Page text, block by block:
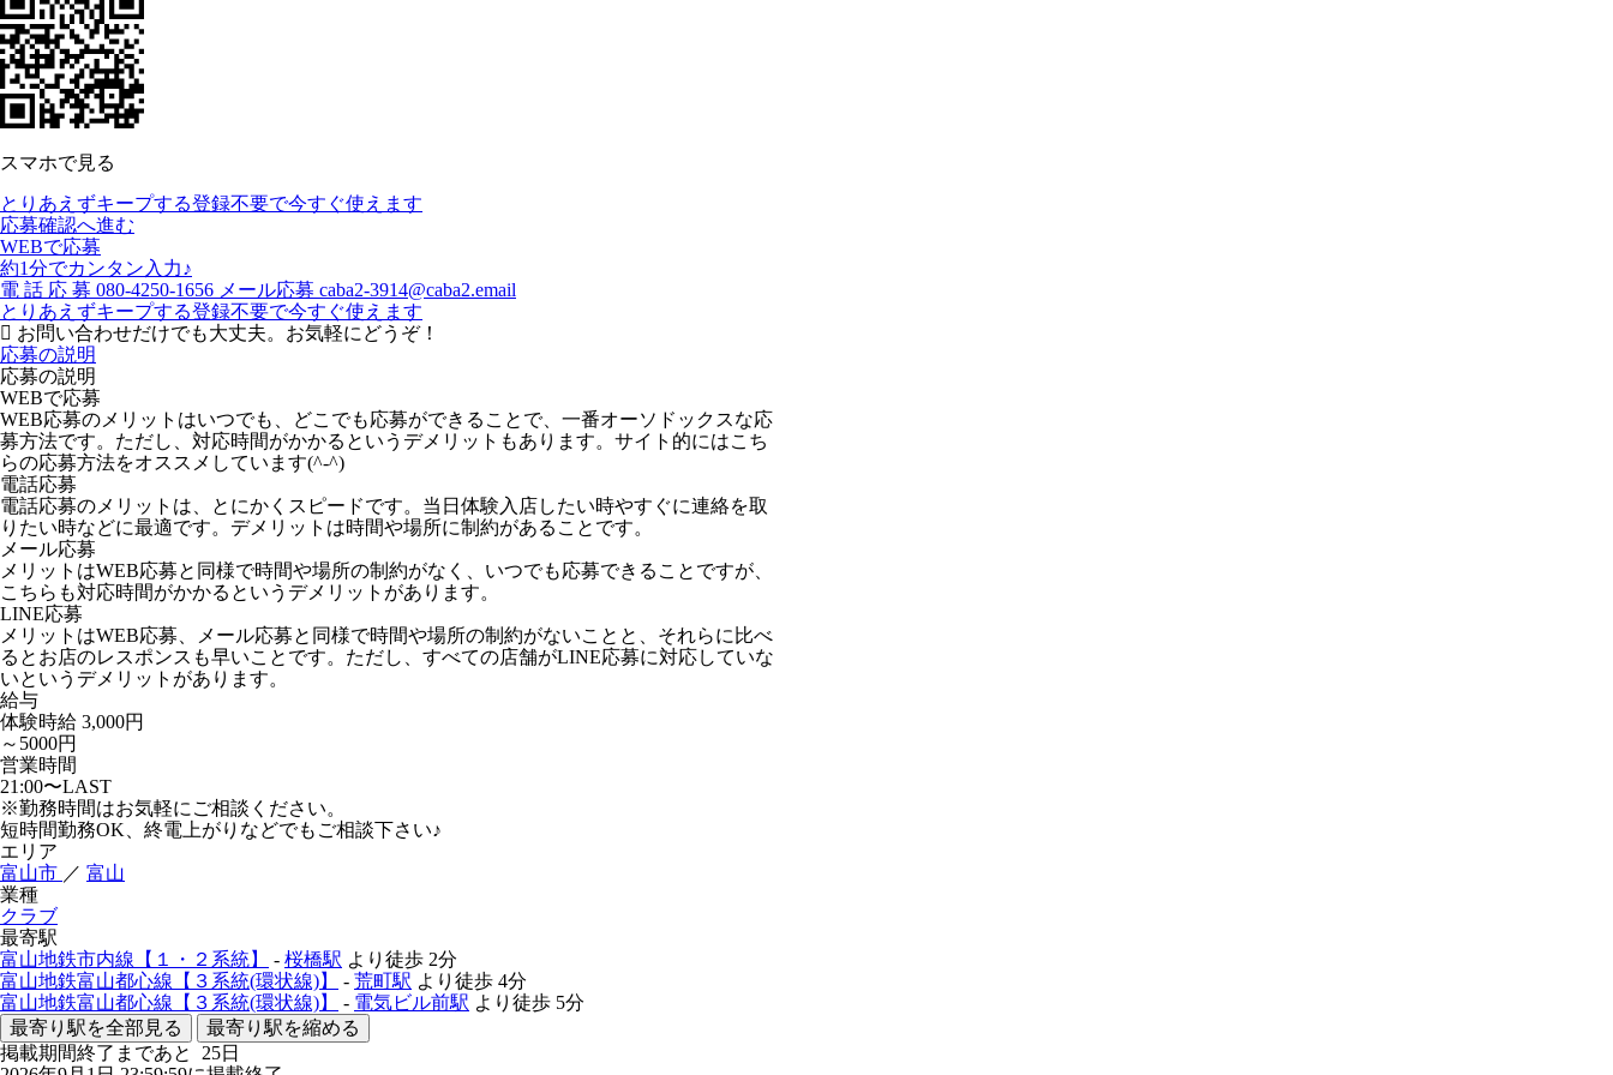
スマホで見る
とりあえずキープする登録不要で今すぐ使えます
応募確認へ進む
WEBで応募
約1分でカンタン入力♪
電 話 応 募 080-4250-1656 メール応募 caba2-3914@caba2.email
とりあえずキープする登録不要で今すぐ使えます
お問い合わせだけでも大丈夫。お気軽にどうぞ！
応募の説明
応募の説明
WEBで応募
WEB応募のメリットはいつでも、どこでも応募ができることで、一番オーソドックスな応
募方法です。ただし、対応時間がかかるというデメリットもあります。サイト的にはこち
らの応募方法をオススメしています(^-^)
電話応募
電話応募のメリットは、とにかくスピードです。当日体験入店したい時やすぐに連絡を取
りたい時などに最適です。デメリットは時間や場所に制約があることです。
メール応募
メリットはWEB応募と同様で時間や場所の制約がなく、いつでも応募できることですが、
こちらも対応時間がかかるというデメリットがあります。
LINE応募
メリットはWEB応募、メール応募と同様で時間や場所の制約がないことと、それらに比べ
るとお店のレスポンスも早いことです。ただし、すべての店舗がLINE応募に対応していな
いというデメリットがあります。
給与
体験時給 3,000円
～5000円
営業時間
21:00〜LAST
※勤務時間はお気軽にご相談ください。
短時間勤務OK、終電上がりなどでもご相談下さい♪
エリア
富山市 ／ 富山
業種
クラブ
最寄駅
富山地鉄市内線【１・２系統】
- 桜橋駅 より徒歩 2分
富山地鉄富山都心線【３系統(環状線)】
- 荒町駅 より徒歩 4分
富山地鉄富山都心線【３系統(環状線)】
- 電気ビル前駅 より徒歩 5分
最寄り駅を全部見る
最寄り駅を縮める
掲載期間終了まであと 25日